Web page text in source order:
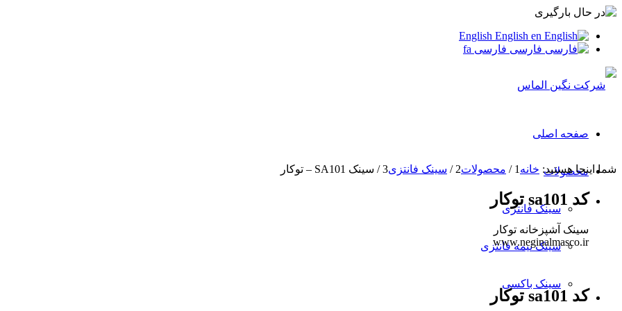
English English en
فارسی فارسی fa
صفحه اصلی
محصولات
سینک فانتزی
سینک نیمه فانتزی
سینک باکسی
شما اینجا هستید: خانه 1
/ محصولات2
/ سینک فانتزی3
/ سینک SA101 – توکار
کد sa101 توکار
سینک آشپزخانه توکار
www.neginalmasco.ir
کد sa101 توکار